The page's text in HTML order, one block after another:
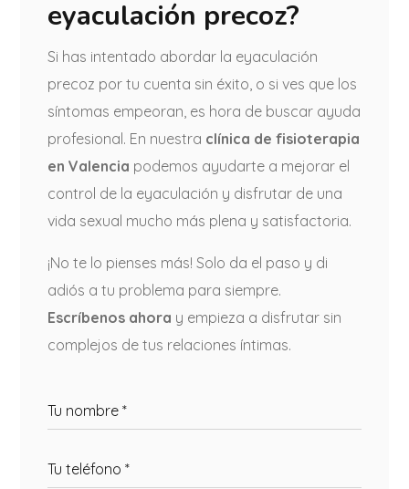
eyaculación precoz?
Si has intentado abordar la eyaculación
precoz por tu cuenta sin éxito, o si ves que los
síntomas empeoran, es hora de buscar ayuda
profesional. En nuestra clínica de fisioterapia
en Valencia podemos ayudarte a mejorar el
control de la eyaculación y disfrutar de una
vida sexual mucho más plena y satisfactoria.
¡No te lo pienses más! Solo da el paso y di
adiós a tu problema para siempre.
Escríbenos ahora y empieza a disfrutar sin
complejos de tus relaciones íntimas.